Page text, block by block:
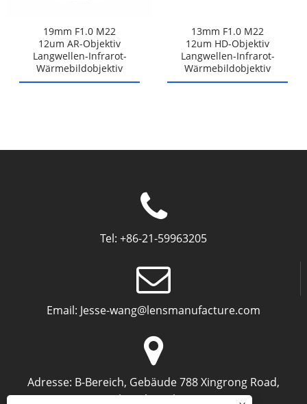
19mm F1.0 M22
12um AR-Objektiv
Langwellen-Infrarot-
Wärmebildobjektiv
13mm F1.0 M22
12um HD-Objektiv
Langwellen-Infrarot-
Wärmebildobjektiv
Tel: +86-21-59963205
Email: Jesse-wang@lensmanufacture.com
Adresse: B-Bereich, Gebäude 788 Xingrong Road,
Shanghai, China